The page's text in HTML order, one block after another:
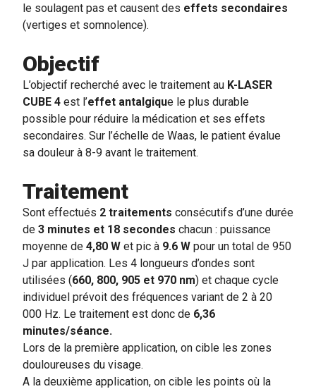
le soulagent pas et causent des effets secondaires
(vertiges et somnolence).
Objectif
L’objectif recherché avec le traitement au K-LASER
CUBE 4 est l’effet antalgique le plus durable
possible pour réduire la médication et ses effets
secondaires. Sur l’échelle de Waas, le patient évalue
sa douleur à 8-9 avant le traitement.
Traitement
Sont effectués 2 traitements consécutifs d’une durée
de 3 minutes et 18 secondes chacun : puissance
moyenne de 4,80 W et pic à 9.6 W pour un total de 950
J par application. Les 4 longueurs d’ondes sont
utilisées (660, 800, 905 et 970 nm) et chaque cycle
individuel prévoit des fréquences variant de 2 à 20
000 Hz. Le traitement est donc de 6,36
minutes/séance.
Lors de la première application, on cible les zones
douloureuses du visage.
A la deuxième application, on cible les points où la